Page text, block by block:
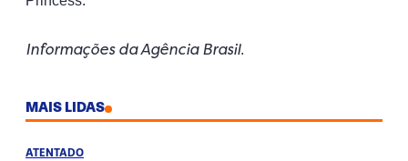
Informações da Agência Brasil.
MAIS LIDAS
ATENTADO